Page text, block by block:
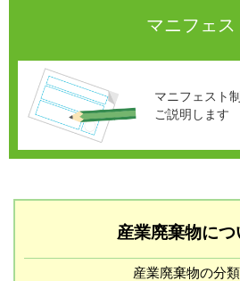
マニフェス
マニフェスト
ご説明します
産業廃棄物につ
産業廃棄物の分